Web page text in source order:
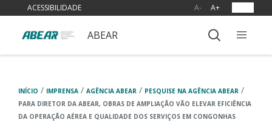
ACESSIBILIDADE A- A+
ABEAR
INÍCIO / IMPRENSA / AGÊNCIA ABEAR / PESQUISE NA AGÊNCIA ABEAR /
PARA DIRETOR DA ABEAR, OBRAS DE AMPLIAÇÃO VÃO ELEVAR EFICIÊNCIA
DA OPERAÇÃO AÉREA E QUALIDADE DOS SERVIÇOS EM CONGONHAS